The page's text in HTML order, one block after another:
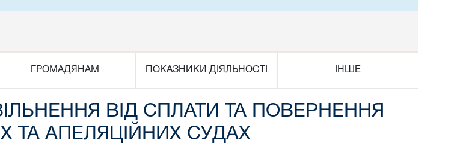
ГРОМАДЯНАМ ПОКАЗНИКИ ДІЯЛЬНОСТІ ІНШЕ
ВІД СПЛАТИ ТА ПОВЕРНЕННЯ
ТА АПЕЛЯЦІЙНИХ СУДАХ